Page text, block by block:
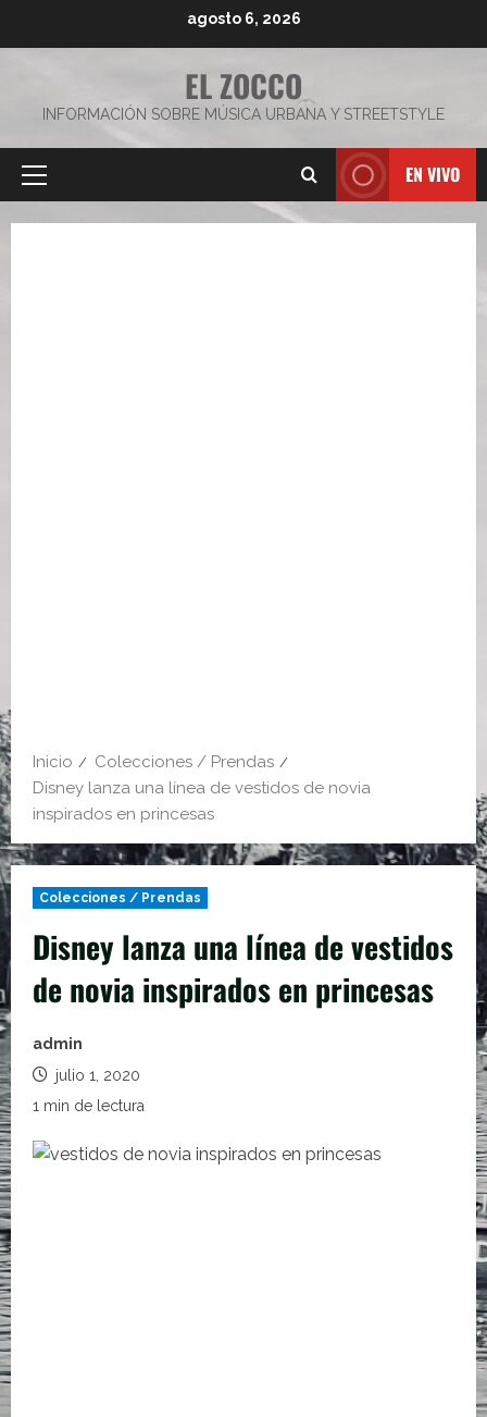
agosto 6, 2026
EL ZOCCO
INFORMACIÓN SOBRE MÚSICA URBANA Y STREETSTYLE
Menú
EN VIVO
Inicio
Colecciones / Prendas
Disney lanza una línea de vestidos de novia
inspirados en princesas
Colecciones / Prendas
Disney lanza una línea de vestidos
de novia inspirados en princesas
admin
julio 1, 2020
1 min de lectura